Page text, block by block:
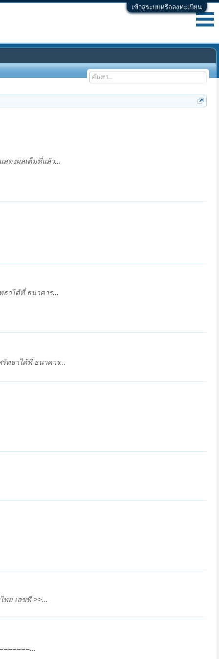
เข้าสู่ระบบหรือลงทะเบียน
สดงผลเต็มที่แล้ว...
ธาได้ที่ ธนาคาร...
ทธาได้ที่ ธนาคาร...
ทย เลขที่ >>...